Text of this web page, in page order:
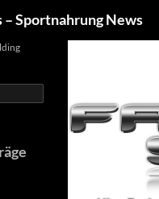
– Sportnahrung News